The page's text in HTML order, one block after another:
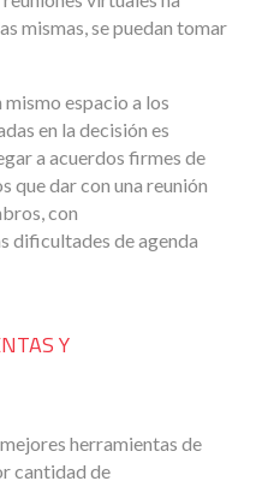
mismas, se puedan tomar
espacio a los
en la decisión es
a acuerdos firmes de
que dar con una reunión
con
dificultades de agenda
Y
herramientas de
cantidad de